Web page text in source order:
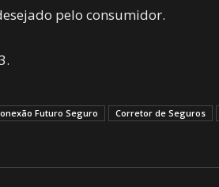
pelo consumidor.
Futuro Seguro Corretor de Seguros